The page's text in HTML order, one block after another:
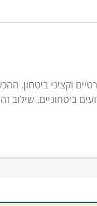
יחד עם זאת ישנם
בבתי ספר נדרש לשירות סדיר
לרמות הלימוד
ללמוד קורס
וקציני ביטחון.
ביטחוניים.